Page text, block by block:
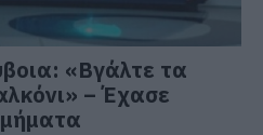
«Βγάλτε τα
– Έχασε